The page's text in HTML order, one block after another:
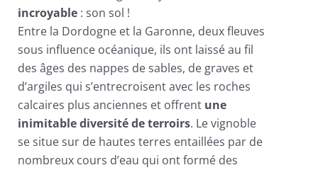
incroyable : son sol !
Entre la Dordogne et la Garonne, deux fleuves
sous influence océanique, ils ont laissé au fil
des âges des nappes de sables, de graves et
d’argiles qui s’entrecroisent avec les roches
calcaires plus anciennes et offrent une
inimitable diversité de terroirs. Le vignoble
se situe sur de hautes terres entaillées par de
nombreux cours d’eau qui ont formé des